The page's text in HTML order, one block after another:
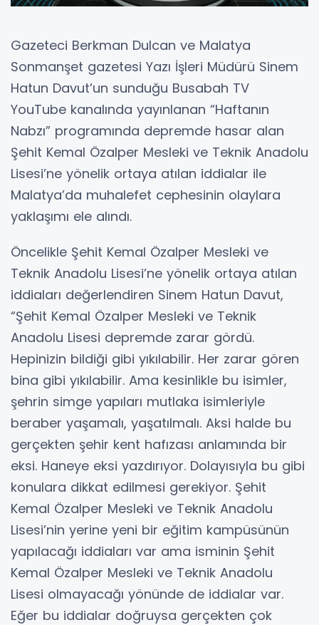
Gazeteci Berkman Dulcan ve Malatya
Sonmanşet gazetesi Yazı İşleri Müdürü Sinem
Hatun Davut’un sunduğu Busabah TV
YouTube kanalında yayınlanan “Haftanın
Nabzı” programında depremde hasar alan
Şehit Kemal Özalper Mesleki ve Teknik Anadolu
Lisesi’ne yönelik ortaya atılan iddialar ile
Malatya’da muhalefet cephesinin olaylara
yaklaşımı ele alındı.
Öncelikle Şehit Kemal Özalper Mesleki ve
Teknik Anadolu Lisesi’ne yönelik ortaya atılan
iddiaları değerlendiren Sinem Hatun Davut,
“Şehit Kemal Özalper Mesleki ve Teknik
Anadolu Lisesi depremde zarar gördü.
Hepinizin bildiği gibi yıkılabilir. Her zarar gören
bina gibi yıkılabilir. Ama kesinlikle bu isimler,
şehrin simge yapıları mutlaka isimleriyle
beraber yaşamalı, yaşatılmalı. Aksi halde bu
gerçekten şehir kent hafızası anlamında bir
eksi. Haneye eksi yazdırıyor. Dolayısıyla bu gibi
konulara dikkat edilmesi gerekiyor. Şehit
Kemal Özalper Mesleki ve Teknik Anadolu
Lisesi’nin yerine yeni bir eğitim kampüsünün
yapılacağı iddiaları var ama isminin Şehit
Kemal Özalper Mesleki ve Teknik Anadolu
Lisesi olmayacağı yönünde de iddialar var.
Eğer bu iddialar doğruysa gerçekten çok